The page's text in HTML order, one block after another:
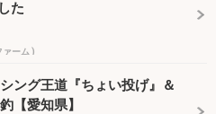
た
ァーム )
ング王道『ちょい投げ』＆
【愛知県】